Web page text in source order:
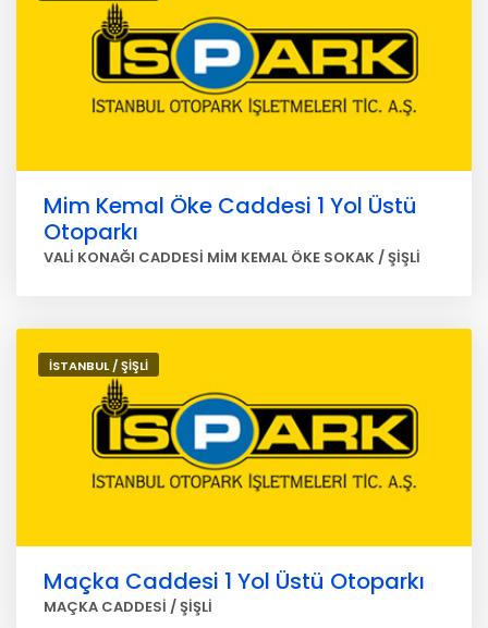
Mim Kemal Öke Caddesi 1 Yol Üstü
Otoparkı
VALİ KONAĞI CADDESİ MİM KEMAL ÖKE SOKAK / ŞİŞLİ
İSTANBUL / ŞİŞLİ
Maçka Caddesi 1 Yol Üstü Otoparkı
MAÇKA CADDESİ / ŞİŞLİ